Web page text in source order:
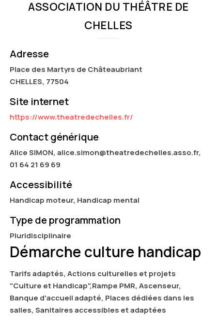
ASSOCIATION DU THÉÂTRE DE
CHELLES
Adresse
Place des Martyrs de Châteaubriant
CHELLES, 77504
Site internet
https://www.theatredechelles.fr/
Contact générique
Alice SIMON, alice.simon@theatredechelles.asso.fr,
01 64 21 69 69
Accessibilité
Handicap moteur, Handicap mental
Type de programmation
Pluridisciplinaire
Démarche culture handicap
Tarifs adaptés, Actions culturelles et projets
"Culture et Handicap",Rampe PMR, Ascenseur,
Banque d'accueil adapté, Places dédiées dans les
salles, Sanitaires accessibles et adaptées